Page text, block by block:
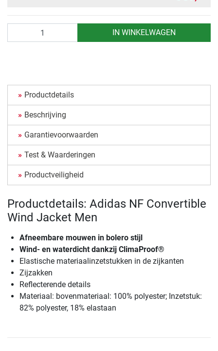
IN WINKELWAGEN
Productdetails
Beschrijving
Garantievoorwaarden
Test & Waarderingen
Productveiligheid
Productdetails: Adidas NF Convertible
Wind Jacket Men
Afneembare mouwen in bolero stijl
Wind- en waterdicht dankzij ClimaProof®
Elastische materiaalinzetstukken in de zijkanten
Zijzakken
Reflecterende details
Materiaal: bovenmateriaal: 100% polyester; Inzetstuk:
82% polyester, 18% elastaan